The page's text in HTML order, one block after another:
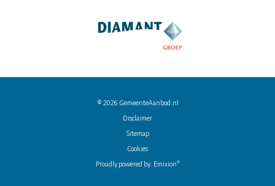
© 2026 GemeenteAanbod.nl
Disclaimer
Sitemap
Cookies
Proudly powered by: Emixion®